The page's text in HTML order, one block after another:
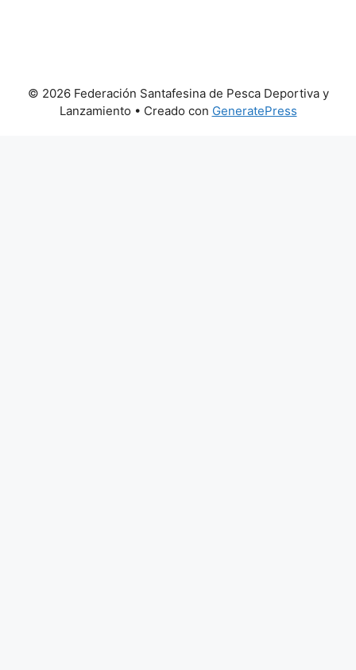
© 2026 Federación Santafesina de Pesca Deportiva y
Lanzamiento • Creado con GeneratePress